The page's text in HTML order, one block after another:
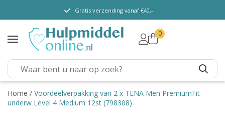
TENA Lady
TENA Men
TENA Pants (m/v)
TENA Flex
TENA Slip
Gratis verzending vanaf €40,-
0
Home / Voordeelverpakking van 2 x TENA Men PremiumFit
underw Level 4 Medium 12st (798308)